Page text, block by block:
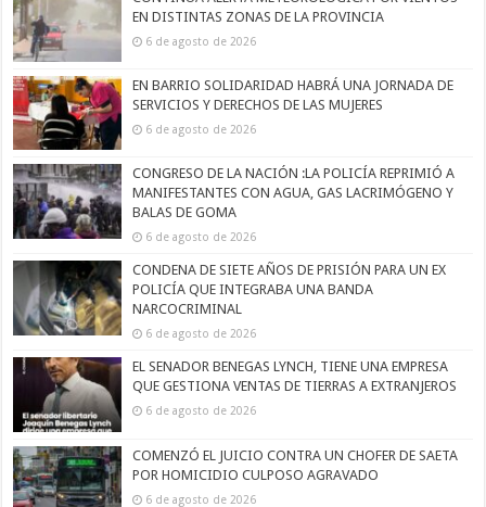
EN DISTINTAS ZONAS DE LA PROVINCIA
6 de agosto de 2026
EN BARRIO SOLIDARIDAD HABRÁ UNA JORNADA DE
SERVICIOS Y DERECHOS DE LAS MUJERES
6 de agosto de 2026
CONGRESO DE LA NACIÓN :LA POLICÍA REPRIMIÓ A
MANIFESTANTES CON AGUA, GAS LACRIMÓGENO Y
BALAS DE GOMA
6 de agosto de 2026
CONDENA DE SIETE AÑOS DE PRISIÓN PARA UN EX
POLICÍA QUE INTEGRABA UNA BANDA
NARCOCRIMINAL
6 de agosto de 2026
EL SENADOR BENEGAS LYNCH, TIENE UNA EMPRESA
QUE GESTIONA VENTAS DE TIERRAS A EXTRANJEROS
6 de agosto de 2026
COMENZÓ EL JUICIO CONTRA UN CHOFER DE SAETA
POR HOMICIDIO CULPOSO AGRAVADO
6 de agosto de 2026